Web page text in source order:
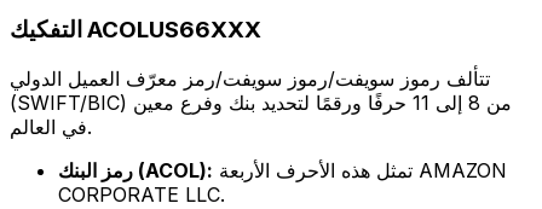
التفكيك ACOLUS66XXX
تتألف رموز سويفت/رموز سويفت/رمز معرّف العميل الدولي
(SWIFT/BIC) من 8 إلى 11 حرفًا ورقمًا لتحديد بنك وفرع معين
في العالم.
رمز البنك (ACOL):
CORPORATE LLC.